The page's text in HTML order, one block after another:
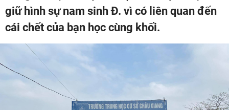
giữ hình sự nam sinh Đ. vì có liên quan đến
cái chết của bạn học cùng khối.